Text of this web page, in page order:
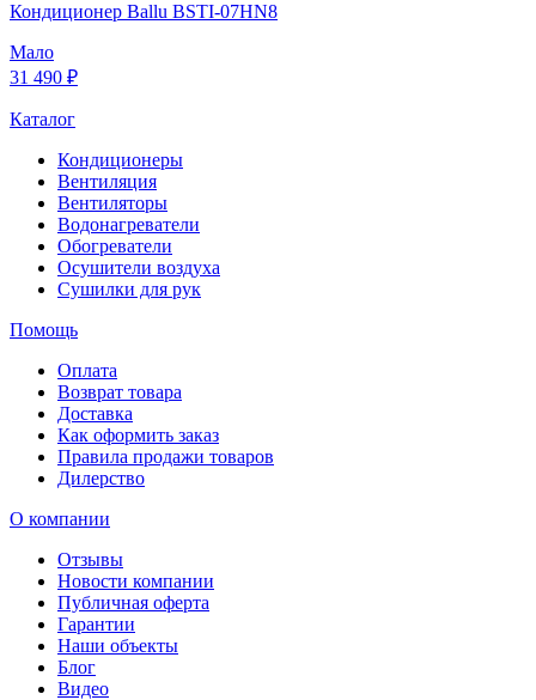
Кондиционер Ballu BSTI-07HN8
Мало
31 490 ₽
Каталог
Кондиционеры
Вентиляция
Вентиляторы
Водонагреватели
Обогреватели
Осушители воздуха
Сушилки для рук
Помощь
Оплата
Возврат товара
Доставка
Как оформить заказ
Правила продажи товаров
Дилерство
О компании
Отзывы
Новости компании
Публичная оферта
Гарантии
Наши объекты
Блог
Видео